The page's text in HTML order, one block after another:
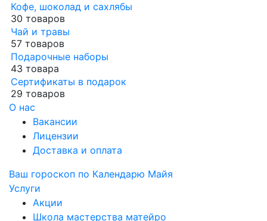
Кофе, шоколад и сахлябы
30 товаров
Чай и травы
57 товаров
Подарочные наборы
43 товара
Сертификаты в подарок
29 товаров
О нас
Вакансии
Лицензии
Доставка и оплата
Ваш гороскоп по Календарю Майя
Услуги
Акции
Школа мастерства матейро